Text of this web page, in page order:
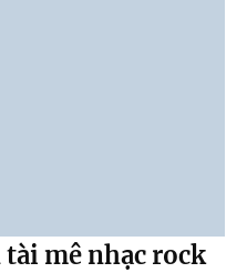
mê nhạc rock